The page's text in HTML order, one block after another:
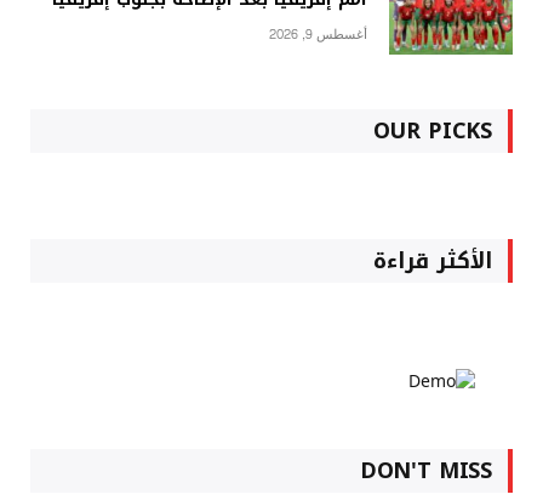
أغسطس 9, 2026
OUR PICKS
الأكثر قراءة
DON'T MISS